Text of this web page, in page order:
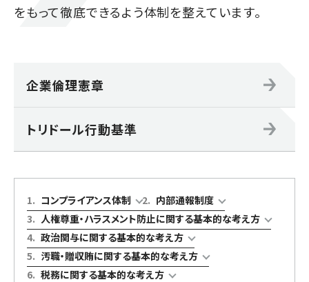
をもって徹底できるよう体制を整えています。
企業倫理憲章
トリドール行動基準
1. コンプライアンス体制 2. 内部通報制度
3. 人権尊重・ハラスメント防止に関する基本的な考え方
4. 政治関与に関する基本的な考え方
5. 汚職・贈収賄に関する基本的な考え方
6. 税務に関する基本的な考え方